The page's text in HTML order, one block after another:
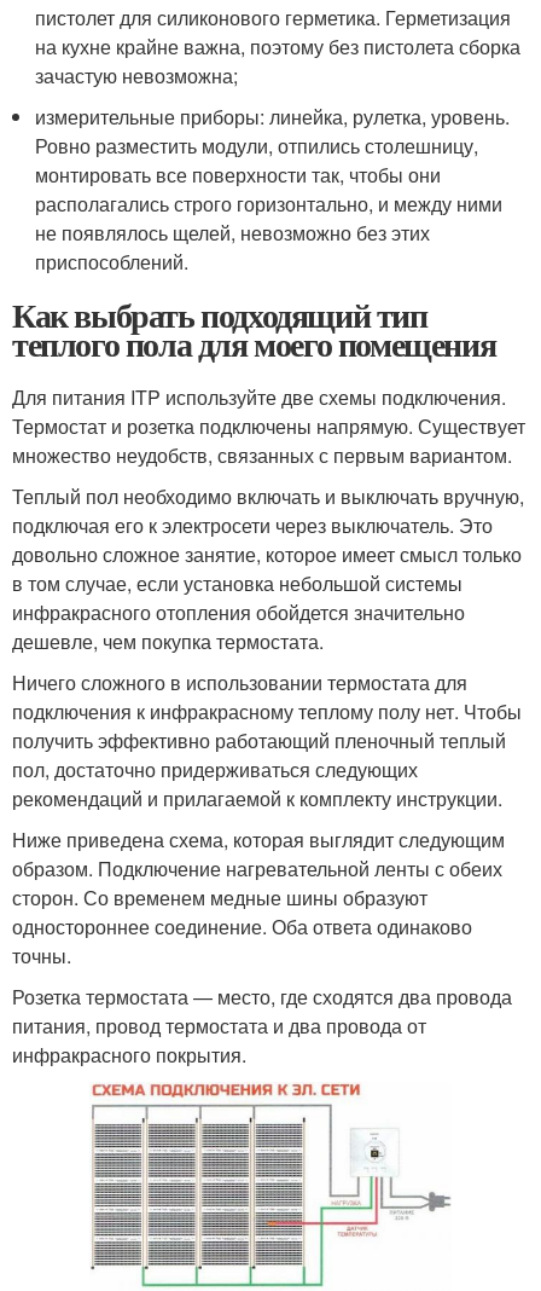
пистолет для силиконового герметика. Герметизация
на кухне крайне важна, поэтому без пистолета сборка
зачастую невозможна;
измерительные приборы: линейка, рулетка, уровень.
Ровно разместить модули, отпились столешницу,
монтировать все поверхности так, чтобы они
располагались строго горизонтально, и между ними
не появлялось щелей, невозможно без этих
приспособлений.
Как выбрать подходящий тип
теплого пола для моего помещения
Для питания ITP используйте две схемы подключения.
Термостат и розетка подключены напрямую. Существует
множество неудобств, связанных с первым вариантом.
Теплый пол необходимо включать и выключать вручную,
подключая его к электросети через выключатель. Это
довольно сложное занятие, которое имеет смысл только
в том случае, если установка небольшой системы
инфракрасного отопления обойдется значительно
дешевле, чем покупка термостата.
Ничего сложного в использовании термостата для
подключения к инфракрасному теплому полу нет. Чтобы
получить эффективно работающий пленочный теплый
пол, достаточно придерживаться следующих
рекомендаций и прилагаемой к комплекту инструкции.
Ниже приведена схема, которая выглядит следующим
образом. Подключение нагревательной ленты с обеих
сторон. Со временем медные шины образуют
одностороннее соединение. Оба ответа одинаково
точны.
Розетка термостата — место, где сходятся два провода
питания, провод термостата и два провода от
инфракрасного покрытия.